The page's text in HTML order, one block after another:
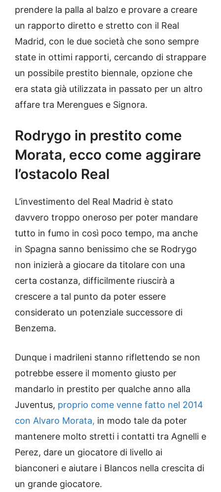
prendere la palla al balzo e provare a creare
un rapporto diretto e stretto con il Real
Madrid, con le due società che sono sempre
state in ottimi rapporti, cercando di strappare
un possibile prestito biennale, opzione che
era stata già utilizzata in passato per un altro
affare tra Merengues e Signora.
Rodrygo in prestito come
Morata, ecco come aggirare
l’ostacolo Real
L’investimento del Real Madrid è stato
davvero troppo oneroso per poter mandare
tutto in fumo in così poco tempo, ma anche
in Spagna sanno benissimo che se Rodrygo
non inizierà a giocare da titolare con una
certa costanza, difficilmente riuscirà a
crescere a tal punto da poter essere
considerato un potenziale successore di
Benzema.
Dunque i madrileni stanno riflettendo se non
potrebbe essere il momento giusto per
mandarlo in prestito per qualche anno alla
Juventus, proprio come venne fatto nel 2014
con Alvaro Morata, in modo tale da poter
mantenere molto stretti i contatti tra Agnelli e
Perez, dare un giocatore di livello ai
bianconeri e aiutare i Blancos nella crescita di
un grande giocatore.